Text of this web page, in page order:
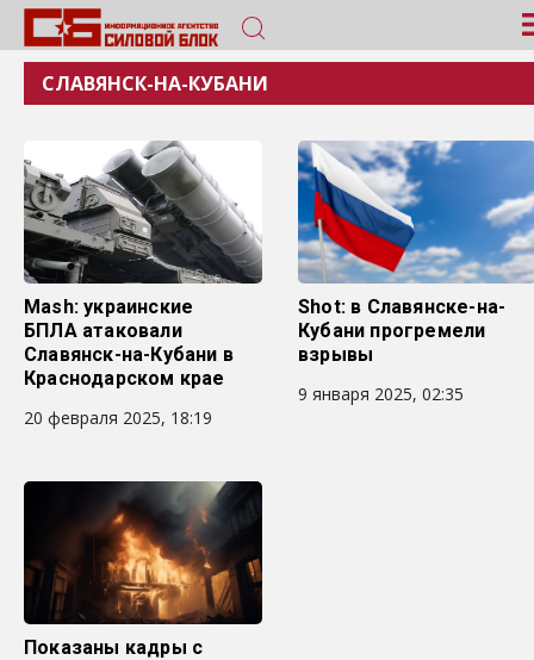
СЛАВЯНСК-НА-КУБАНИ
Mash: украинские
БПЛА атаковали
Славянск-на-Кубани в
Краснодарском крае
20 февраля 2025, 18:19
Shot: в Славянске-на-
Кубани прогремели
взрывы
9 января 2025, 02:35
Показаны кадры с